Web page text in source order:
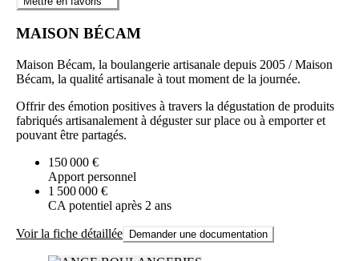
MAISON BÉCAM
Maison Bécam, la boulangerie artisanale depuis 2005 / Maison
Bécam, la qualité artisanale à tout moment de la journée.
Offrir des émotion positives à travers la dégustation de produits
fabriqués artisanalement à déguster sur place ou à emporter et
pouvant être partagés.
150 000 €
Apport personnel
1 500 000 €
CA potentiel après 2 ans
Voir la fiche détaillée Demander une documentation